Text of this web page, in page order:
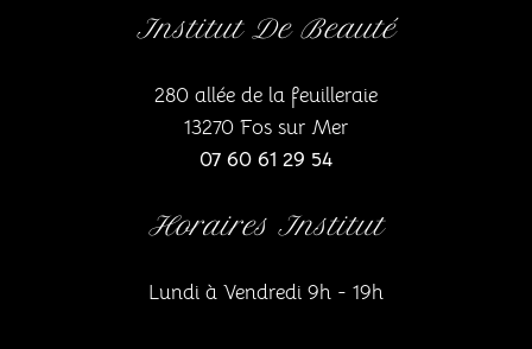
Institut De Beauté
280 allée de la feuilleraie
13270 Fos sur Mer
07 60 61 29 54
Horaires Institut
Lundi à Vendredi 9h - 19h